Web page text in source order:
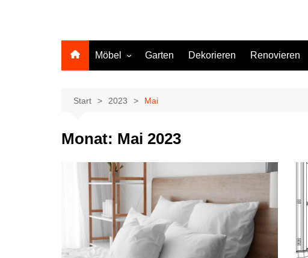
Möbel Garten Dekorieren Renovieren
Start 2023 Mai
Monat: Mai 2023